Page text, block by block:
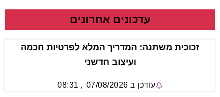
עדכונים אחרונים
זכוכית משתנה: המדריך המלא לפרטיות חכמה
ועיצוב חדשני
עודכן ב 07/08/2026
,
08:31